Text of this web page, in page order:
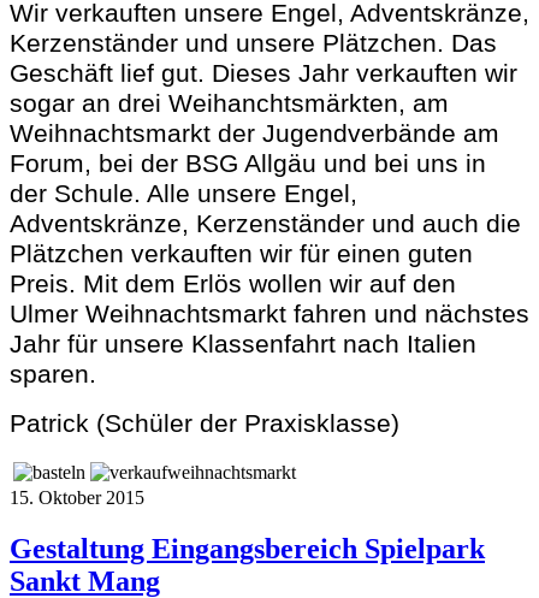
Wir verkauften unsere Engel, Adventskränze,
Kerzenständer und unsere Plätzchen. Das
Geschäft lief gut. Dieses Jahr verkauften wir
sogar an drei Weihanchtsmärkten, am
Weihnachtsmarkt der Jugendverbände am
Forum, bei der BSG Allgäu und bei uns in
der Schule. Alle unsere Engel,
Adventskränze, Kerzenständer und auch die
Plätzchen verkauften wir für einen guten
Preis. Mit dem Erlös wollen wir auf den
Ulmer Weihnachtsmarkt fahren und nächstes
Jahr für unsere Klassenfahrt nach Italien
sparen.
Patrick (Schüler der Praxisklasse)
15. Oktober 2015
Gestaltung Eingangsbereich Spielpark
Sankt Mang